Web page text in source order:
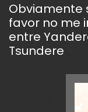
Obviamente
favor no me
entre
Tsundere